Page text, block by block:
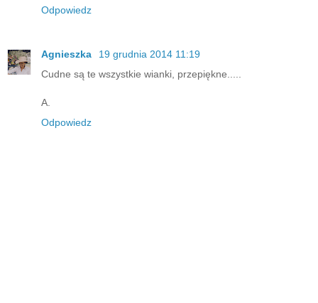
Odpowiedz
Agnieszka
19 grudnia 2014 11:19
Cudne są te wszystkie wianki, przepiękne.....
A.
Odpowiedz